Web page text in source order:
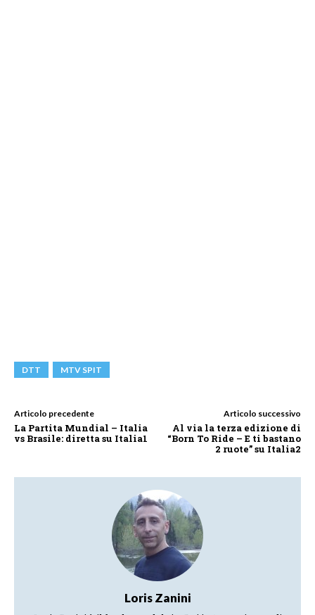
DTT MTV SPIT
Articolo precedente
La Partita Mundial – Italia
vs Brasile: diretta su Italia1
Articolo successivo
Al via la terza edizione di
“Born To Ride – E ti bastano
2 ruote” su Italia2
Loris Zanini